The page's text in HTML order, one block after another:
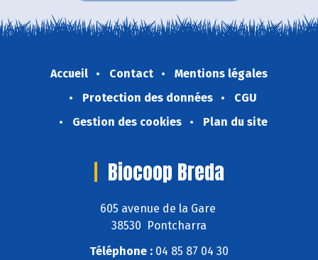
Accueil Contact
Mentions légales
Protection des données
CGU
Gestion des cookies
Plan du site
Biocoop Breda
605 avenue de la Gare
38530 Pontcharra
Téléphone : 04 85 87 04 30